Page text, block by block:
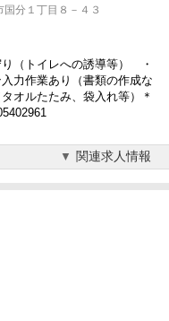
分１丁目８－４３
り（トイレへの誘導等） ・
力作業あり（書類の作成な
オルたたみ、袋入れ等）＊
関連求人情報